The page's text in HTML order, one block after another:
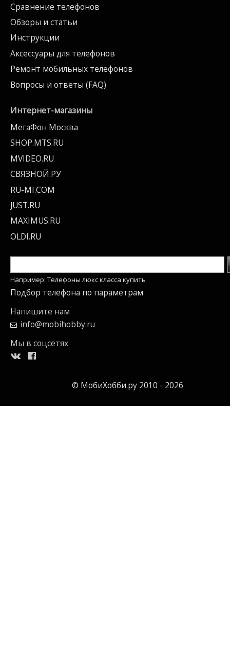
Сравнение телефонов
Обзоры и статьи
Инструкции
Аксессуары для телефонов
Ремонт мобильных телефонов
Вопросы и ответы (FAQ)
Интернет-магазины
МегаФон Москва
SHOP.MTS.RU
MVIDEO.RU
СВЯЗНОЙ.РУ
RU-MI.COM
JUST.RU
MAXIMUS.RU
OLDI.RU
Например: Телефоны люкс класса купить
Подбор телефона по параметрам
Напишите нам
info@mobihobby.ru
Мы в соцсетях
© МобиХобби.ру 2010 - 2026